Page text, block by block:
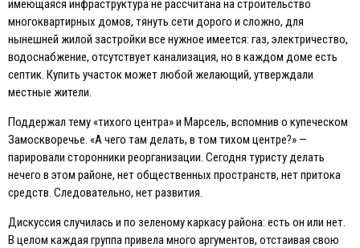
имеющаяся инфраструктура не рассчитана на строительство
многоквартирных домов, тянуть сети дорого и сложно, для
нынешней жилой застройки все нужное имеется: газ, электричество,
водоснабжение, отсутствует канализация, но в каждом доме есть
септик. Купить участок может любой желающий, утверждали
местные жители.
Поддержал тему «тихого центра» и Марсель, вспомнив о купеческом
Замоскворечье. «А чего там делать, в том тихом центре?» —
парировали сторонники реорганизации. Сегодня туристу делать
нечего в этом районе, нет общественных пространств, нет притока
средств. Следовательно, нет развития.
Дискуссия случилась и по зеленому каркасу района: есть он или нет.
В целом каждая группа привела много аргументов, отстаивая свою